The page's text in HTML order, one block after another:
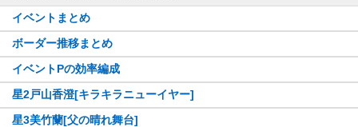
イベントまとめ
ボーダー推移まとめ
イベントPの効率編成
星2戸山香澄[キラキラニューイヤー]
星3美竹蘭[父の晴れ舞台]